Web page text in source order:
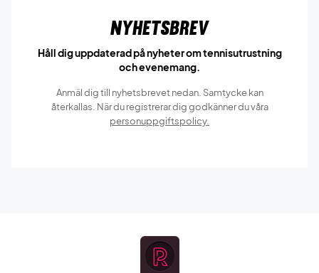
Nyhetsbrev
Håll dig uppdaterad på nyheter om tennisutrustning
och evenemang.
Anmäl dig till nyhetsbrevet nedan. Samtycke kan
återkallas. När du registrerar dig godkänner du våra
personuppgiftspolicy.